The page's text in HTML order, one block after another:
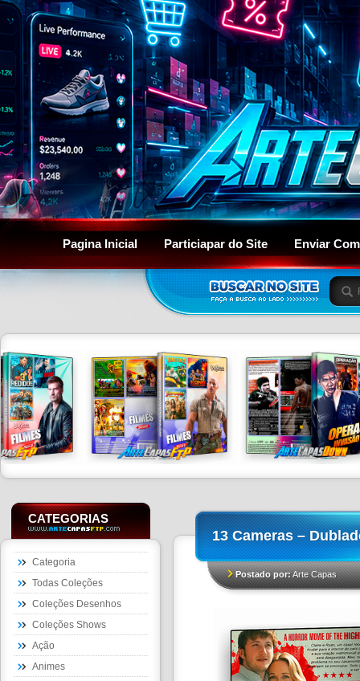
Pagina Inicial Particiapar do Site Enviar
CATEGORIAS
Categoria
Todas Coleções
Coleções Desenhos
Coleções Shows
Ação
Animes
13 Cameras –
Postado por:Arte Capas